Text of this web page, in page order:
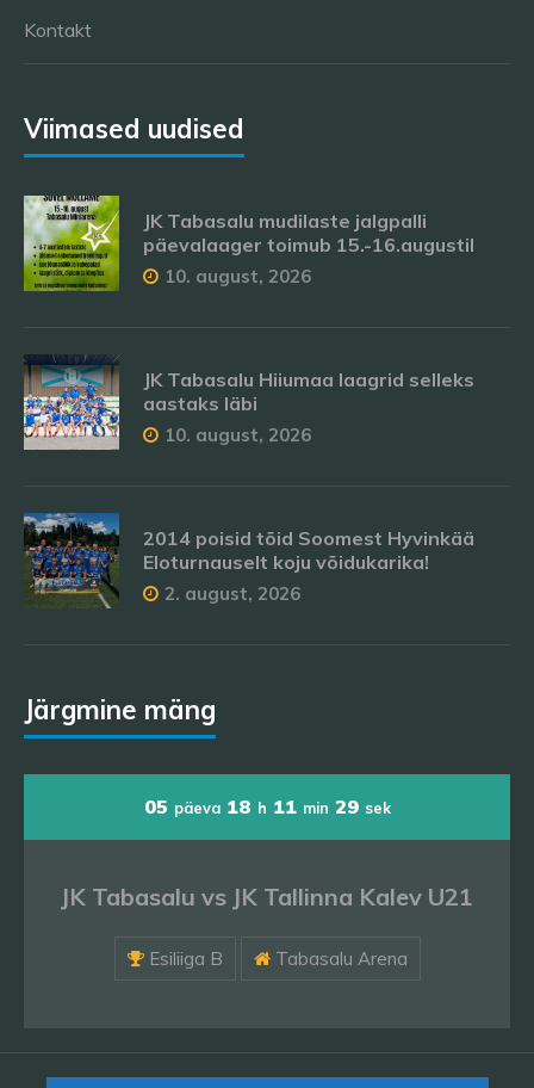
Kontakt
Viimased uudised
JK Tabasalu mudilaste jalgpalli
päevalaager toimub 15.-16.augustil
10. august, 2026
JK Tabasalu Hiiumaa laagrid selleks
aastaks läbi
10. august, 2026
2014 poisid tõid Soomest Hyvinkää
Eloturnauselt koju võidukarika!
2. august, 2026
Järgmine mäng
05 päeva 18 h 11 min 27 sek
JK Tabasalu vs JK Tallinna Kalev U21
Esiliiga B Tabasalu Arena